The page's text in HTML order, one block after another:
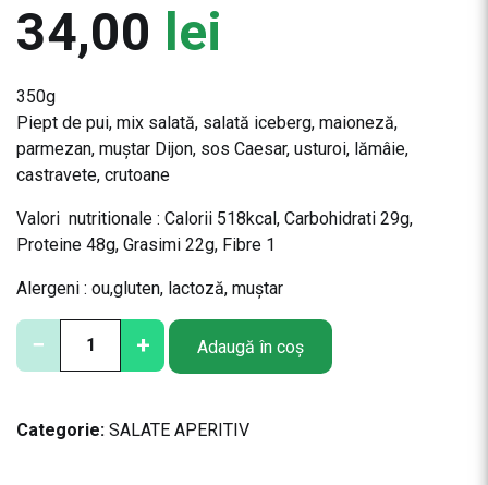
34,00 lei
350g
Piept de pui, mix salată, salată iceberg, maioneză,
parmezan, muştar Dijon, sos Caesar, usturoi, lămâie,
castravete, crutoane
Valori nutritionale : Calorii 518kcal, Carbohidrati 29g,
Proteine 48g, Grasimi 22g, Fibre 1
Alergeni : ou,gluten, lactoză, muștar
C
i
− + Adaugă în coș
Categorie: SALATE APERITIV